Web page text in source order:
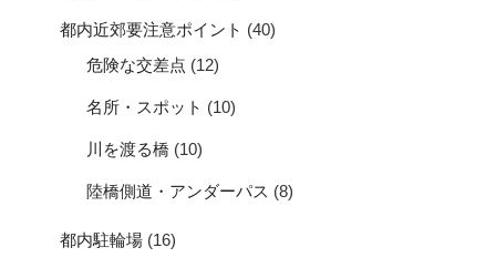
都内近郊要注意ポイント (40)
危険な交差点 (12)
名所・スポット (10)
川を渡る橋 (10)
陸橋側道・アンダーパス (8)
都内駐輪場 (16)